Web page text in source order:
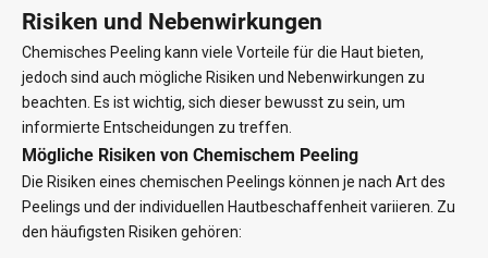
Risiken und Nebenwirkungen
Chemisches Peeling kann viele Vorteile für die Haut bieten,
jedoch sind auch mögliche Risiken und Nebenwirkungen zu
beachten. Es ist wichtig, sich dieser bewusst zu sein, um
informierte Entscheidungen zu treffen.
Mögliche Risiken von Chemischem Peeling
Die Risiken eines chemischen Peelings können je nach Art des
Peelings und der individuellen Hautbeschaffenheit variieren. Zu
den häufigsten Risiken gehören: